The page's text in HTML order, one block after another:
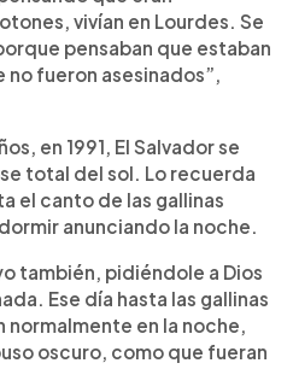
vivían en Lourdes. Se
pensaban que estaban
no fueron asesinados”,
en 1991, El Salvador se
total del sol. Lo recuerda
el canto de las gallinas
anunciando la noche.
también, pidiéndole a Dios
Ese día hasta las gallinas
normalmente en la noche,
oscuro, como que fueran